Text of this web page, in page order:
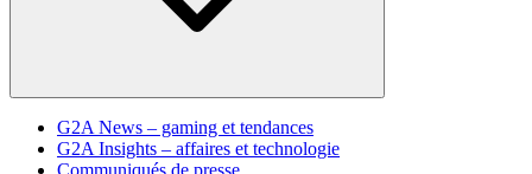
G2A News – gaming et tendances
G2A Insights – affaires et technologie
Communiqués de presse